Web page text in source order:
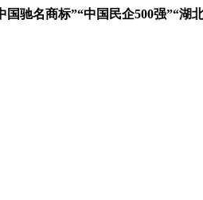
商标”“中国民企500强”“湖北